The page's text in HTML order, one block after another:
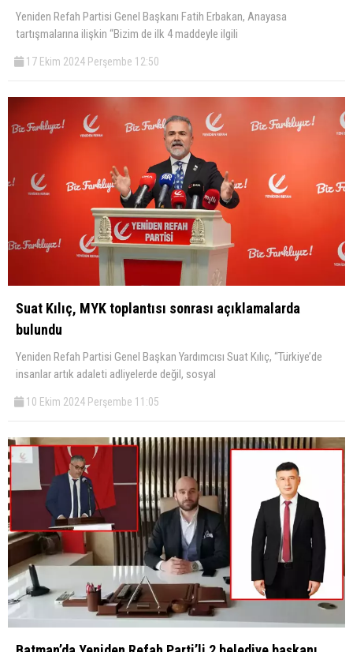
Yeniden Refah Partisi Genel Başkanı Fatih Erbakan, Anayasa
tartışmalarına ilişkin “Bizim de ilk 4 maddeyle ilgili
17 Ekim 2024 Perşembe 12:50
Suat Kılıç, MYK toplantısı sonrası açıklamalarda
bulundu
Yeniden Refah Partisi Genel Başkan Yardımcısı Suat Kılıç, “Türkiye’de
insanlar artık adaleti adliyelerde değil, sosyal
10 Ekim 2024 Perşembe 11:05